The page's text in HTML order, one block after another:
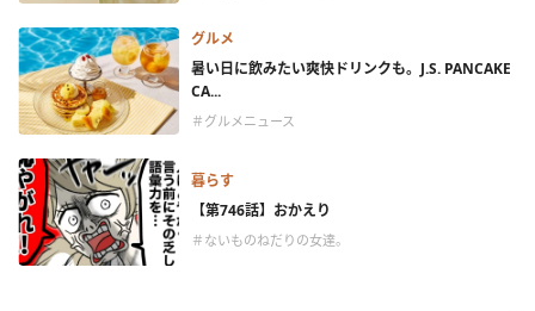
グルメ
暑い日に飲みたい爽快ドリンクも。J.S. PANCAKE
CA...
＃グルメニュース
暮らす
【第746話】おかえり
＃ないものねだりの女達。